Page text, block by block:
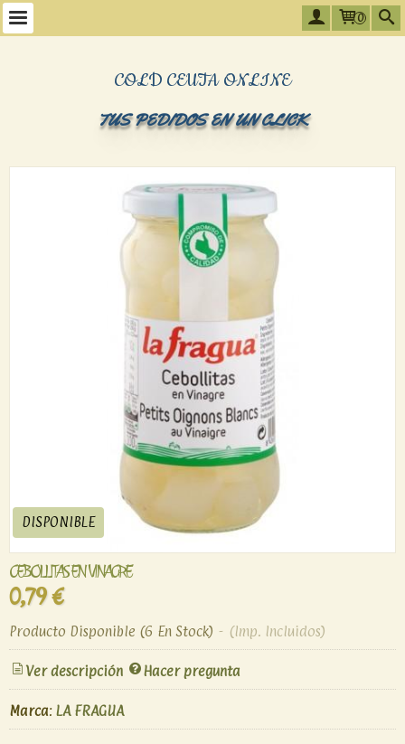
0
COLD CEUTA ONLINE
TUS PEDIDOS EN UN CLICK
DISPONIBLE
CEBOLLITAS EN VINAGRE
0,79 €
Producto Disponible (6 En Stock) - (Imp. Incluidos)
Ver descripción Hacer pregunta
Marca: LA FRAGUA